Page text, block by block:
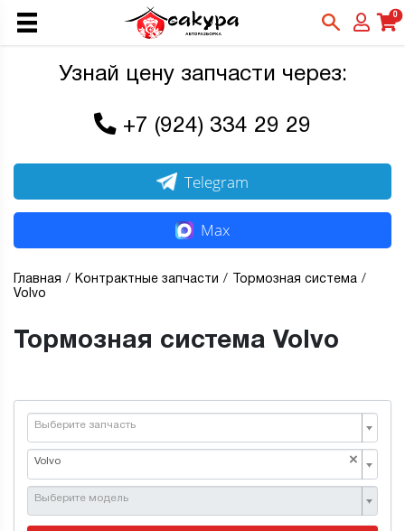
0
Узнай цену запчасти через:
+7 (924) 334 29 29
Telegram
Max
Главная Контрактные запчасти
Тормозная система
Volvo
Тормозная система Volvo
Выберите запчасть
×
Volvo
Выберите модель